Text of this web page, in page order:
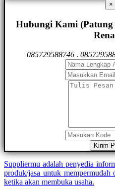
×
Hubungi Kami
085729588746 .
Kirim
Suppliermu adalah penyedia
produk/jasa untuk mempermudah
ketika akan membuka usaha.